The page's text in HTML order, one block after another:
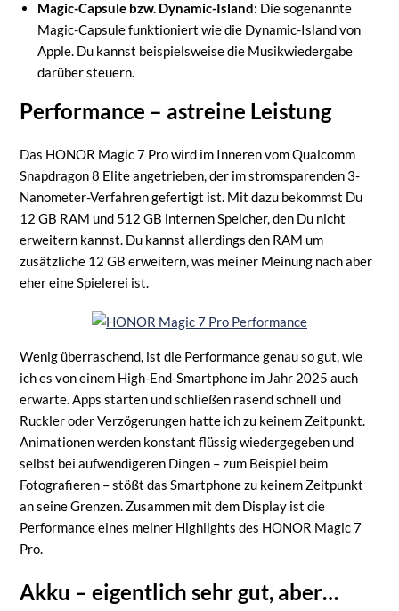
Magic-Capsule bzw. Dynamic-Island: Die sogenannte
Magic-Capsule funktioniert wie die Dynamic-Island von
Apple. Du kannst beispielsweise die Musikwiedergabe
darüber steuern.
Performance – astreine Leistung
Das HONOR Magic 7 Pro wird im Inneren vom Qualcomm
Snapdragon 8 Elite angetrieben, der im stromsparenden 3-
Nanometer-Verfahren gefertigt ist. Mit dazu bekommst Du
12 GB RAM und 512 GB internen Speicher, den Du nicht
erweitern kannst. Du kannst allerdings den RAM um
zusätzliche 12 GB erweitern, was meiner Meinung nach aber
eher eine Spielerei ist.
Wenig überraschend, ist die Performance genau so gut, wie
ich es von einem High-End-Smartphone im Jahr 2025 auch
erwarte. Apps starten und schließen rasend schnell und
Ruckler oder Verzögerungen hatte ich zu keinem Zeitpunkt.
Animationen werden konstant flüssig wiedergegeben und
selbst bei aufwendigeren Dingen – zum Beispiel beim
Fotografieren – stößt das Smartphone zu keinem Zeitpunkt
an seine Grenzen. Zusammen mit dem Display ist die
Performance eines meiner Highlights des HONOR Magic 7
Pro.
Akku – eigentlich sehr gut, aber…